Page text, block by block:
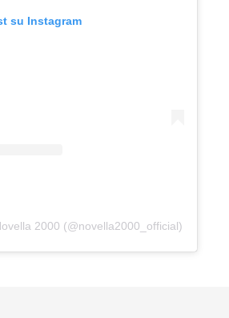
su Instagram
2000 (@novella2000_official)